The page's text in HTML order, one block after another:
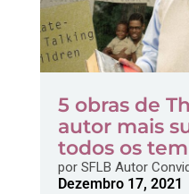
5 obras de
autor mais
todos os
porSFLB Autor
Dezembro 17, 2021